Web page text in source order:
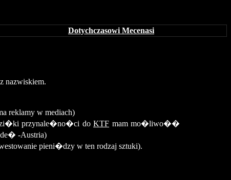
Dotychczasowi Mecenasi
nazwiskiem.
reklamy w mediach)
dzi�ki przynale�no�ci doKTF mam mo�liwo��
-Austria)
pieni�dzy w ten rodzaj sztuki).